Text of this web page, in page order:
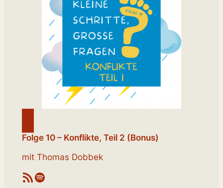
Folge 10 – Konflikte, Teil 2 (Bonus)
mit Thomas Dobbek
RSS-Feed Spotify